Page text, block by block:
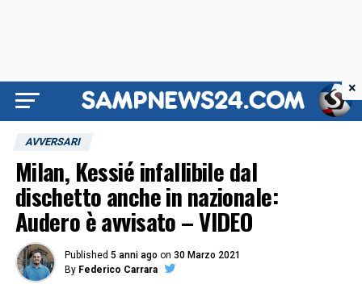
AVVERSARI
Milan, Kessié infallibile dal
dischetto anche in nazionale:
Audero è avvisato – VIDEO
Published 5 anni ago on 30 Marzo 2021
By Federico Carrara
×